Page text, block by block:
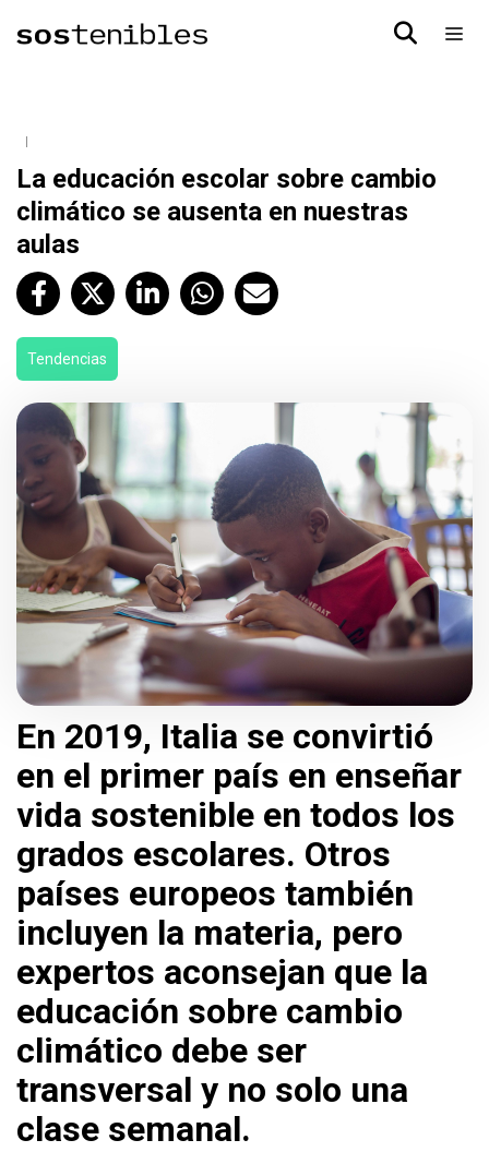
La educación escolar sobre cambio
climático se ausenta en nuestras
aulas
Tendencias
En 2019, Italia se convirtió
en el primer país en enseñar
vida sostenible en todos los
grados escolares. Otros
países europeos también
incluyen la materia, pero
expertos aconsejan que la
educación sobre cambio
climático debe ser
transversal y no solo una
clase semanal.